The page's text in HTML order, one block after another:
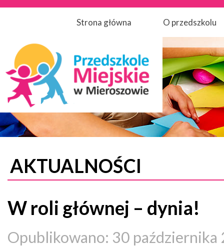
Strona główna O przedszkolu
AKTUALNOŚCI
W roli głównej – dynia!
Opublikowano: 30 października